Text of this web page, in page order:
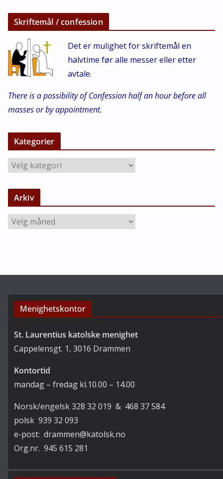
Skriftemål / confession
Det er mulighet for skriftemål en
halvtime før alle messer eller etter
avtale.
There is a possibility of Confession half an hour before all
masses or by appointment.
Kategorier
K
t
g
r
Arkiv
A
Menighetskontor
St. Laurentius katolske menighet
Cappelensgt. 1, 3016 Drammen
Kontortid
mandag – fredag kl.10.00 – 14.00
Norsk/engelsk 328 32 019 & 468 37 584
polsk 939 32 093
e-post: drammen@katolsk.no
Org.nr. 945 615 281